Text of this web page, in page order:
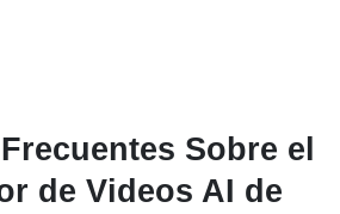
Sobre el
de Videos AI de